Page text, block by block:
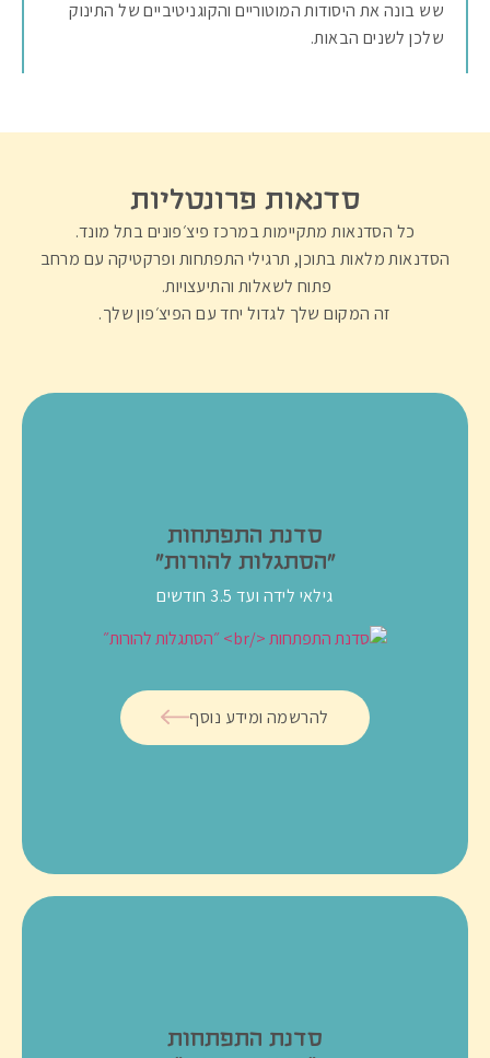
שש בונה את היסודות המוטוריים והקוגניטיביים של התינוק
שלכן לשנים הבאות.
סדנאות פרונטליות
כל הסדנאות מתקיימות במרכז פיצ׳פונים בתל מונד.
הסדנאות מלאות בתוכן, תרגילי התפתחות ופרקטיקה עם מרחב
פתוח לשאלות והתיעצויות.
זה המקום שלך לגדול יחד עם הפיצ׳פון שלך.
סדנת התפתחות
״הסתגלות להורות״
גילאי לידה ועד 3.5 חודשים
להרשמה ומידע נוסף
סדנת התפתחות